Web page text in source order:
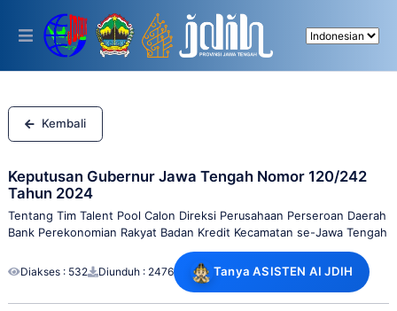
This
includes
accessibility
system.
Kembali
Keputusan Gubernur Jawa Tengah Nomor 120/242
Tahun 2024
Tentang Tim Talent Pool Calon Direksi Perusahaan Perseroan Daerah
Bank Perekonomian Rakyat Badan Kredit Kecamatan se-Jawa Tengah
Diakses : 532 Diunduh : 2476 Tanya ASISTEN AI JDIH